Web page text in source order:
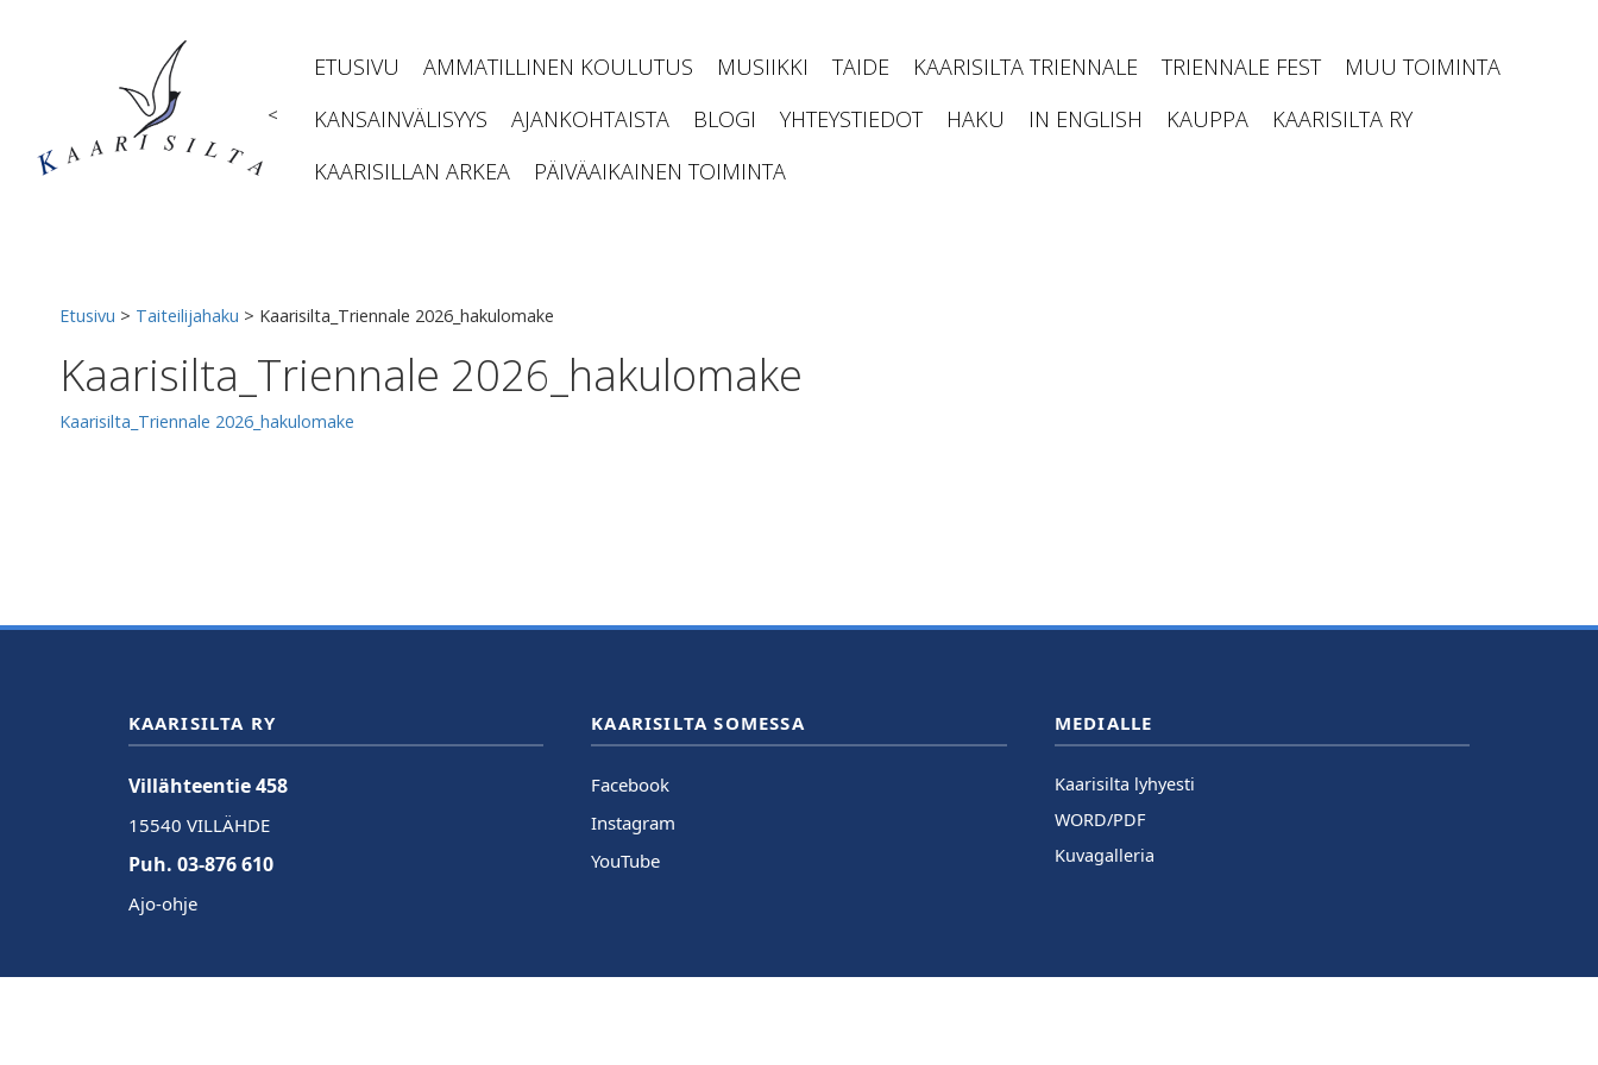
<
ETUSIVU AMMATILLINEN KOULUTUS MUSIIKKI TAIDE KAARISILTA TRIENNALE TRIENNALE FEST
MUU TOIMINTA
KANSAINVÄLISYYS
AJANKOHTAISTA BLOGI YHTEYSTIEDOT HAKU IN ENGLISH KAUPPA
KAARISILTA RY
KAARISILLAN ARKEA
PÄIVÄAIKAINEN TOIMINTA
Etusivu > Taiteilijahaku > Kaarisilta_Triennale 2026_hakulomake
Kaarisilta_Triennale 2026_hakulomake
Kaarisilta_Triennale 2026_hakulomake
KAARISILTA RY
Villähteentie 458
15540 VILLÄHDE
Puh. 03-876 610
Ajo-ohje
KAARISILTA SOMESSA
Facebook
Instagram
YouTube
MEDIALLE
Kaarisilta lyhyesti
WORD/PDF
Kuvagalleria